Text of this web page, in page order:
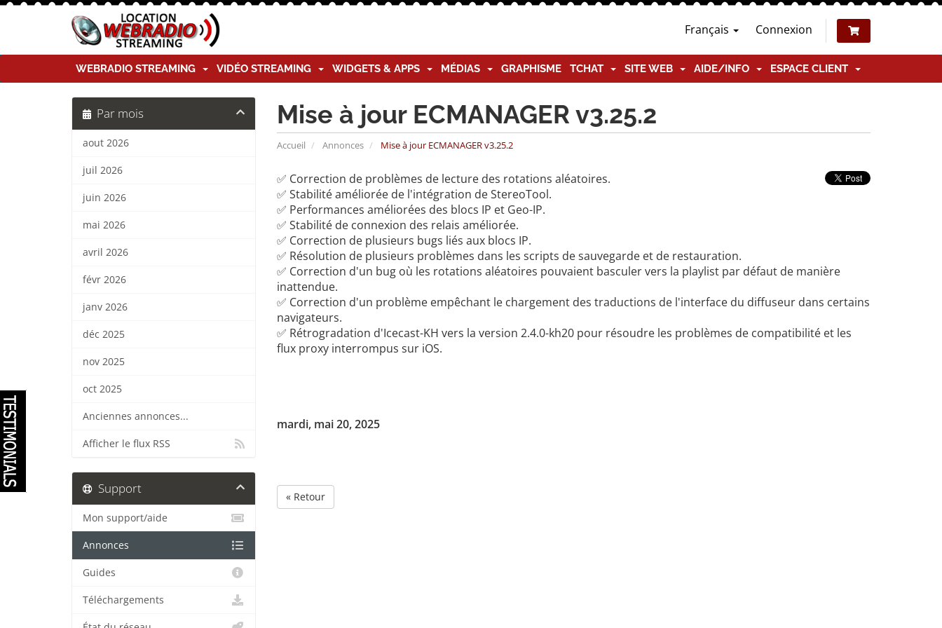
Français Connexion
WEBRADIO STREAMING VIDÉO STREAMING WIDGETS & APPS MÉDIAS GRAPHISME TCHAT SITE WEB AIDE/INFO ESPACE CLIENT
Mise à jour ECMANAGER v3.25.2
Accueil Annonces Mise à jour ECMANAGER v3.25.2
Par mois
aout 2026
juil 2026
juin 2026
mai 2026
avril 2026
févr 2026
janv 2026
déc 2025
nov 2025
oct 2025
Anciennes annonces...
Afficher le flux RSS
✅ Correction de problèmes de lecture des rotations aléatoires.
✅ Stabilité améliorée de l'intégration de StereoTool.
✅ Performances améliorées des blocs IP et Geo-IP.
✅ Stabilité de connexion des relais améliorée.
✅ Correction de plusieurs bugs liés aux blocs IP.
✅ Résolution de plusieurs problèmes dans les scripts de sauvegarde et de restauration.
✅ Correction d'un bug où les rotations aléatoires pouvaient basculer vers la playlist par défaut de manière
inattendue.
✅ Correction d'un problème empêchant le chargement des traductions de l'interface du diffuseur dans certains
navigateurs.
✅ Rétrogradation d'Icecast-KH vers la version 2.4.0-kh20 pour résoudre les problèmes de compatibilité et les
flux proxy interrompus sur iOS.
mardi, mai 20, 2025
« Retour
Support
Mon support/aide
Annonces
Guides
Téléchargements